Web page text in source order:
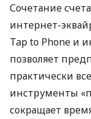
Сочетание
интернет-
Tap to Phone и
позволяет
практически
инструменты
сокращает